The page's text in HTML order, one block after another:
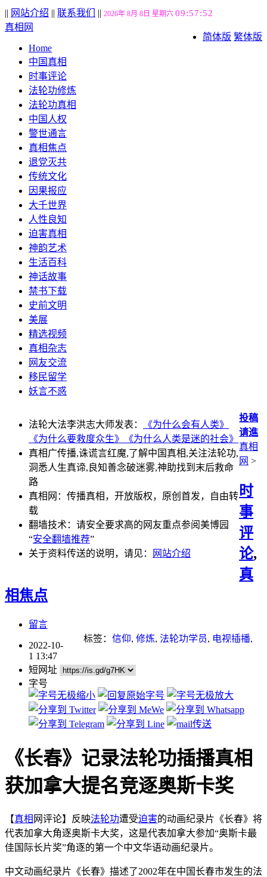
|| 网站介绍 || 联系我们 || 2026年 8月 8日 星期六 09:57:52
简体版 繁体版
真相网
Home
中国真相
时事评论
法轮功修炼
法轮功真相
中国人权
警世通言
真相焦点
退党灭共
传统文化
因果报应
大千世界
人性良知
迫害真相
神韵艺术
生活百科
神话故事
禁书下载
史前文明
美展
精选视频
真相杂志
网友交流
移民留学
妖言不惑
法轮大法李洪志大师发表：
《为什么会有人类》
《为什么要救度众生》
《为什么人类是迷的社会》
真相广传播,诛谎言红魔,了解中国真相,关注法轮功,
洞悉人生真谛,良知善念破迷雾,神助找到末后救命
路
真相网：传播真相，开放版权，原创首发，自由转
载
翻墙技术：请安全要求高的网友重点参阅美博园
“安全翻墙推荐”
关于资料传送的说明，请见：
网站介绍
投稿
请進
真相
网 >
时
事
评
论,
真
相焦点
留言
标签： 信仰, 修炼, 法轮功学员, 电视插播,
2022-10-
1 13:47
短网址
字号
《长春》记录法轮功插播真相
获加拿大提名竞逐奥斯卡奖
【真相 网评论】反映法轮功遭受迫害的动画纪录片《长春》将
代表加拿大角逐奥斯卡大奖，这是代表加拿大参加“奥斯卡最
佳国际长片奖”角逐的第一个中文华语动画纪录片。
中文动画纪录片《长春》描述了2002年在中国长春市发生的法